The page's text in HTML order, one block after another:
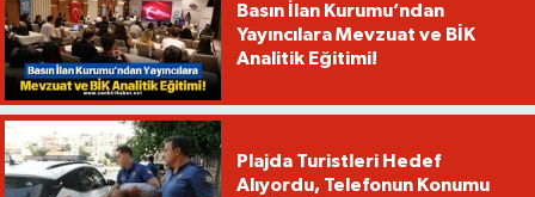
Basın İlan Kurumu’ndan
Yayıncılara Mevzuat ve BİK
Analitik Eğitimi!
Plajda Turistleri Hedef
Alıyordu, Telefonun Konumu